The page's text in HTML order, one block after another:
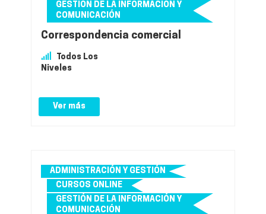
GESTIÓN DE LA INFORMACIÓN Y
COMUNICACIÓN
Correspondencia comercial
Todos Los
Niveles
Ver más
ADMINISTRACIÓN Y GESTIÓN
CURSOS ONLINE
GESTIÓN DE LA INFORMACIÓN Y
COMUNICACIÓN